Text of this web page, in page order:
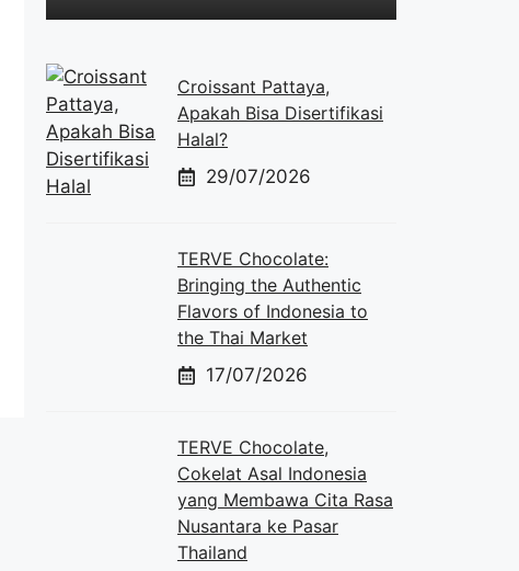
Croissant Pattaya,
Apakah Bisa Disertifikasi
Halal?
29/07/2026
TERVE Chocolate:
Bringing the Authentic
Flavors of Indonesia to
the Thai Market
17/07/2026
TERVE Chocolate,
Cokelat Asal Indonesia
yang Membawa Cita Rasa
Nusantara ke Pasar
Thailand